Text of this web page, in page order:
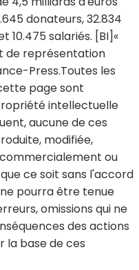
donateurs, 32.834
10.475 salariés. [BI]«
de représentation
Press.Toutes les
page sont
intellectuelle
aucune de ces
modifiée,
ou
ce soit sans l'accord
ne pourra être tenue
omissions qui ne
des actions
la base de ces